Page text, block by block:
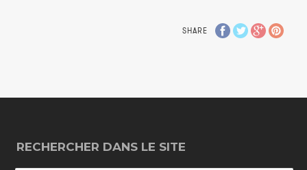
SHARE
RECHERCHER DANS LE SITE